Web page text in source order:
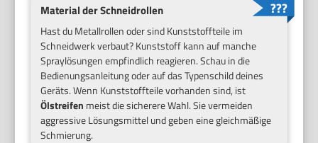
Material der Schneidrollen
Hast du Metallrollen oder sind Kunststoffteile im
Schneidwerk verbaut? Kunststoff kann auf manche
Spraylösungen empfindlich reagieren. Schau in die
Bedienungsanleitung oder auf das Typenschild deines
Geräts. Wenn Kunststoffteile vorhanden sind, ist
Ölstreifen meist die sicherere Wahl. Sie vermeiden
aggressive Lösungsmittel und geben eine gleichmäßige
Schmierung.